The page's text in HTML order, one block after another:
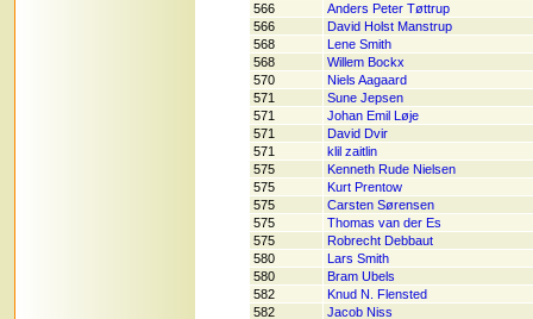
566
Anders Peter Tøttrup
566
David Holst Manstrup
568
Lene Smith
568
Willem Bockx
570
Niels Aagaard
571
Sune Jepsen
571
Johan Emil Løje
571
David Dvir
571
klil zaitlin
575
Kenneth Rude Nielsen
575
Kurt Prentow
575
Carsten Sørensen
575
Thomas van der Es
575
Robrecht Debbaut
580
Lars Smith
580
Bram Ubels
582
Knud N. Flensted
582
Jacob Niss